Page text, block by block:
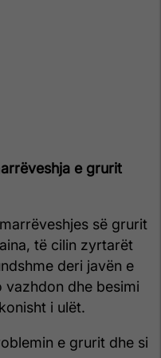
e grurit
së grurit
të cilin zyrtarët
deri javën e
vazhdon dhe besimi
i ulët.
e grurit dhe si